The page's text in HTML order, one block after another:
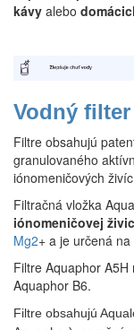
kávy alebo
Vodný
Filtre obsahujú
granulovaného
iónomeničových
Filtračná vložka
iónomeničovej
Mg2+ a je určená na
Filtre Aquaphor
Aquaphor B6.
Filtre obsahujú